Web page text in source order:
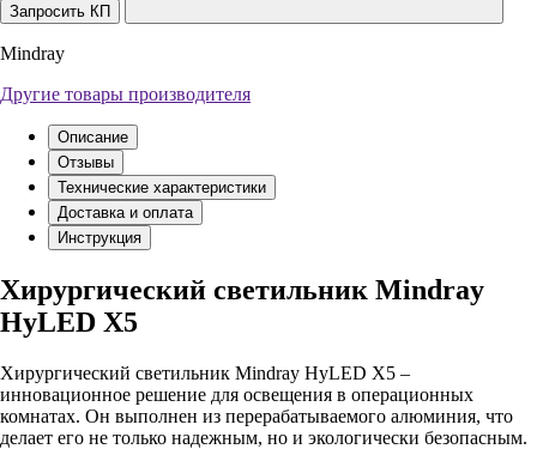
Запросить КП
Mindray
Другие товары производителя
Описание
Отзывы
Технические характеристики
Доставка и оплата
Инструкция
Хирургический светильник Mindray
HyLED X5
Хирургический светильник Mindray HyLED X5 –
инновационное решение для освещения в операционных
комнатах. Он выполнен из перерабатываемого алюминия, что
делает его не только надежным, но и экологически безопасным.